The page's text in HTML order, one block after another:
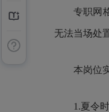
专职网
无法当场处
本岗位
1.夏令